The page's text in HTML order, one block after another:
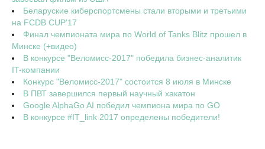
Беларуские киберспортсмены стали вторыми и третьими
на FCDB CUP'17
Финал чемпионата мира по World of Tanks Blitz прошел в
Минске (+видео)
В конкурсе "Веломисс-2017" победила бизнес-аналитик
IT-компании
Конкурс "Веломисс-2017" состоится 8 июля в Минске
В ПВТ завершился первый научный хакатон
Google AlphaGo AI победил чемпиона мира по GO
В конкурсе #IT_link 2017 определены победители!